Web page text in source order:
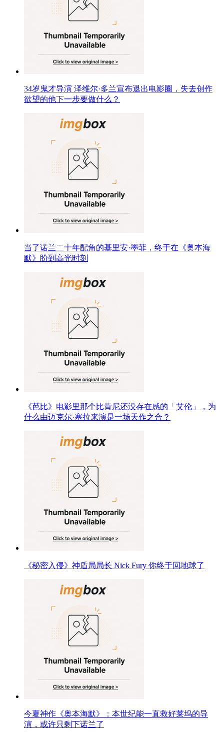
34岁鬼才导演 泽维尔·多兰宣布退出电影圈，失去创作
欲望的他下一步要做什么？
当了诺兰二十年配角的基里安·墨菲，终于在《奥本海
默》盼到高光时刻
《芭比》电影里那个比肯尼还没存在感的「艾伦」，为
什么由迈克尔·塞拉来演是一场天作之合？
《秘密入侵》神盾局局长 Nick Fury 你终于回地球了
今夏神作《奥本海默》：本世纪能一直救好莱坞的导
演，或许只剩下诺兰了